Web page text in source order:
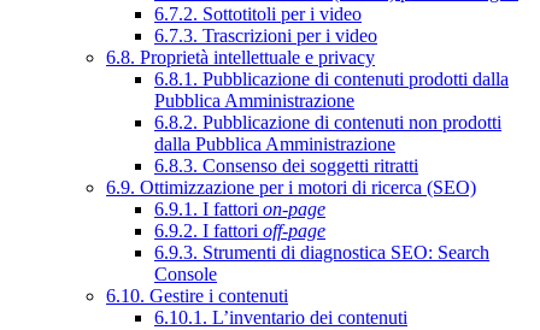
6.7.2. Sottotitoli per i video
6.7.3. Trascrizioni per i video
6.8. Proprietà intellettuale e privacy
6.8.1. Pubblicazione di contenuti prodotti dalla
Pubblica Amministrazione
6.8.2. Pubblicazione di contenuti non prodotti
dalla Pubblica Amministrazione
6.8.3. Consenso dei soggetti ritratti
6.9. Ottimizzazione per i motori di ricerca (SEO)
6.9.1. I fattori on-page
6.9.2. I fattori off-page
6.9.3. Strumenti di diagnostica SEO: Search
Console
6.10. Gestire i contenuti
6.10.1. L’inventario dei contenuti